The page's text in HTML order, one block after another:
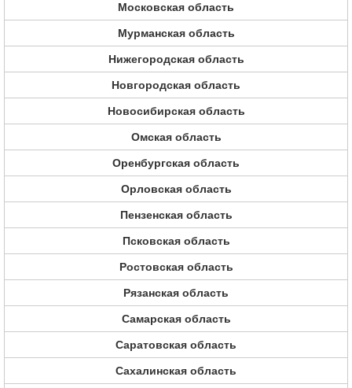
Московская область
Мурманская область
Нижегородская область
Новгородская область
Новосибирская область
Омская область
Оренбургская область
Орловская область
Пензенская область
Псковская область
Ростовская область
Рязанская область
Самарская область
Саратовская область
Сахалинская область